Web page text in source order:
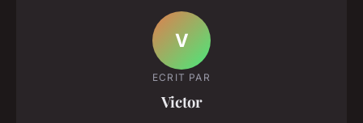
V
ECRIT PAR
Victor